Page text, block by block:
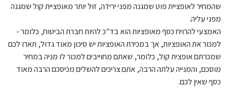
שהמחיר לאופציית פוט שמגנה מפני ירידה, זול יותר מאופציית קול שמגנה
מפני עליה.
האמצעי להרויח כסף מאופציות הוא בד"כ להיות חברת הביטוח, כלומר -
למכור את האופציות, אך במכירת האופציות יש סיכון מאוד גדול, תארו לכם
שמכרתם אופצית קול, כלומר, שאתם מחוייבים למכור לו מניה במחיר
מוסכם, והמנייה עלתה הרבה, אתם צריכים להשלים מכיסכם הרבה מאוד
כסף שאין לכם.